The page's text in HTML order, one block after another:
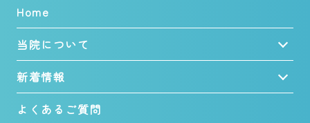
Home
当院について
新着情報
よくあるご質問